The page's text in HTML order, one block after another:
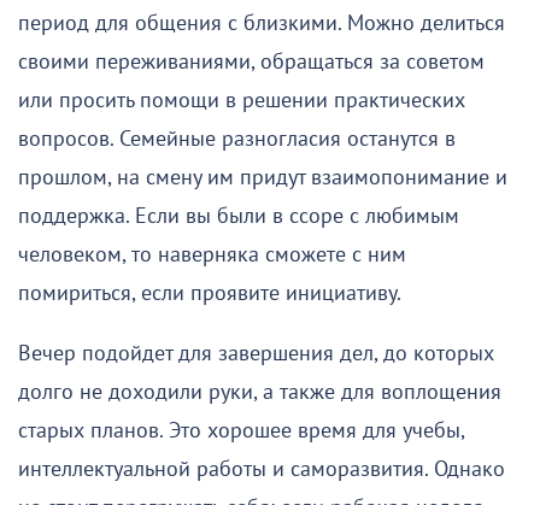
период для общения с близкими. Можно делиться
своими переживаниями, обращаться за советом
или просить помощи в решении практических
вопросов. Семейные разногласия останутся в
прошлом, на смену им придут взаимопонимание и
поддержка. Если вы были в ссоре с любимым
человеком, то наверняка сможете с ним
помириться, если проявите инициативу.
Вечер подойдет для завершения дел, до которых
долго не доходили руки, а также для воплощения
старых планов. Это хорошее время для учебы,
интеллектуальной работы и саморазвития. Однако